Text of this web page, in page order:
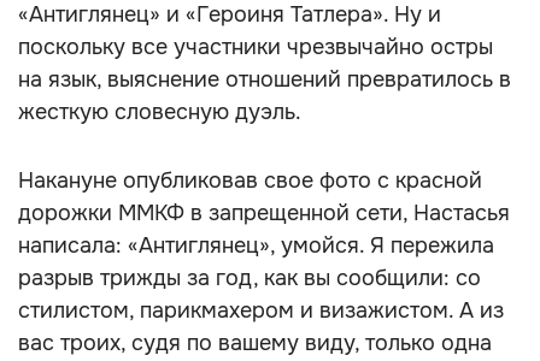
«Антиглянец» и «Героиня Татлера». Ну и
поскольку все участники чрезвычайно остры
на язык, выяснение отношений превратилось в
жесткую словесную дуэль.
Накануне опубликовав свое фото с красной
дорожки ММКФ в запрещенной сети, Настасья
написала: «Антиглянец», умойся. Я пережила
разрыв трижды за год, как вы сообщили: со
стилистом, парикмахером и визажистом. А из
вас троих, судя по вашему виду, только одна